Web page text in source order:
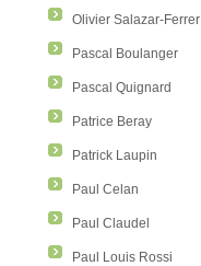
Olivier Salazar-Ferrer
Pascal Boulanger
Pascal Quignard
Patrice Beray
Patrick Laupin
Paul Celan
Paul Claudel
Paul Louis Rossi